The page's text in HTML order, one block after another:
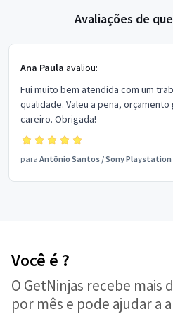
Avaliações de
Ana Paula avaliou:
Fui muito bem atendida com um
qualidade. Valeu a pena, orçamento
careiro. Obrigada!
para Antônio Santos /Sony Playstation
Você é ?
O GetNinjas recebe mais
por mês e pode ajudar a